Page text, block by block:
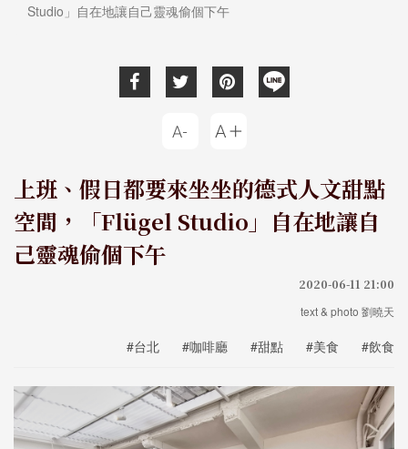
Studio」自在地讓自己靈魂偷個下午
上班、假日都要來坐坐的德式人文甜點
空間，「Flügel Studio」自在地讓自
己靈魂偷個下午
2020-06-11 21:00
text & photo 劉曉天
#台北 #咖啡廳 #甜點 #美食 #飲食